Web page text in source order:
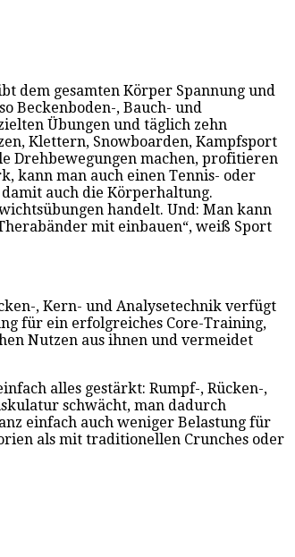
dem gesamten Körper Spannung und
Beckenboden-, Bauch- und
Übungen und täglich zehn
Klettern, Snowboarden, Kampfsport
Drehbewegungen machen, profitieren
kann man auch einen Tennis- oder
auch die Körperhaltung.
handelt. Und: Man kann
mit einbauen“, weiß Sport
, Kern- und Analysetechnik verfügt
für ein erfolgreiches Core-Training,
Nutzen aus ihnen und vermeidet
alles gestärkt: Rumpf-, Rücken-,
schwächt, man dadurch
einfach auch weniger Belastung für
als mit traditionellen Crunches oder